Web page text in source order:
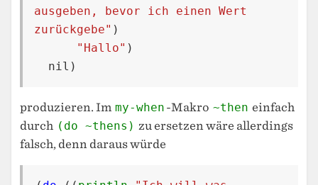
ausgeben, bevor ich einen Wert
zurückgebe" )
"Hallo" )
nil )
produzieren. Im my-when -Makro ~then einfach
durch (do ~thens) zu ersetzen wäre allerdings
falsch, denn daraus würde